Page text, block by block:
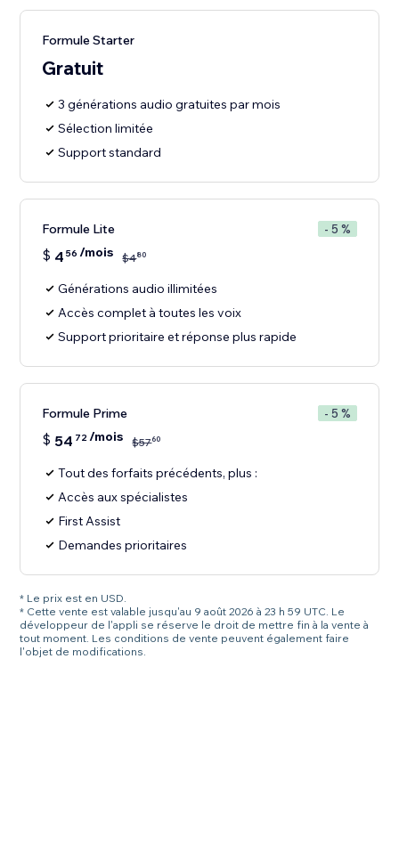
Formule Starter
Gratuit
3 générations audio gratuites par mois
Sélection limitée
Support standard
Formule Lite - 5 %
$ 4 56 /mois $480
Générations audio illimitées
Accès complet à toutes les voix
Support prioritaire et réponse plus rapide
Formule Prime - 5 %
$ 54 72/mois $5760
Tout des forfaits précédents, plus :
Accès aux spécialistes
First Assist
Demandes prioritaires
* Le prix est en USD.
* Cette vente est valable jusqu'au 9 août 2026 à 23 h 59 UTC. Le
développeur de l'appli se réserve le droit de mettre fin à la vente à
tout moment. Les conditions de vente peuvent également faire
l'objet de modifications.